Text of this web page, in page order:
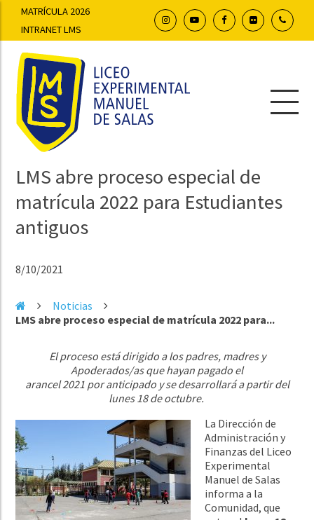
MATRÍCULA 2026
INTRANET LMS
LMS abre proceso especial de
matrícula 2022 para Estudiantes
antiguos
8/10/2021
Noticias
LMS abre proceso especial de matrícula 2022 para...
El proceso está dirigido a los padres, madres y
Apoderados/as que hayan pagado el
arancel 2021 por anticipado y se desarrollará a partir del
lunes 18 de octubre.
La Dirección de
Administración y
Finanzas del Liceo
Experimental
Manuel de Salas
informa a la
Comunidad, que